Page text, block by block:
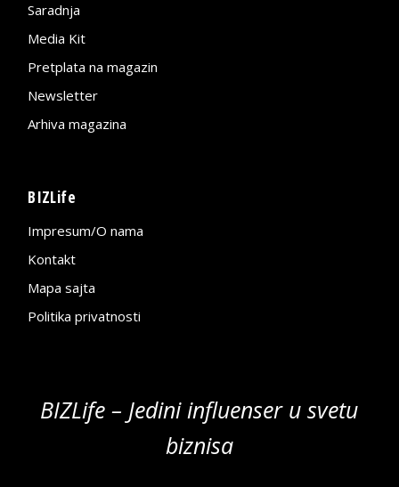
Saradnja
Media Kit
Pretplata na magazin
Newsletter
Arhiva magazina
BIZLife
Impresum/O nama
Kontakt
Mapa sajta
Politika privatnosti
BIZLife – Jedini influenser u svetu
biznisa